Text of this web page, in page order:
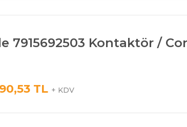
7915692503 Kontaktör /
TL + KDV